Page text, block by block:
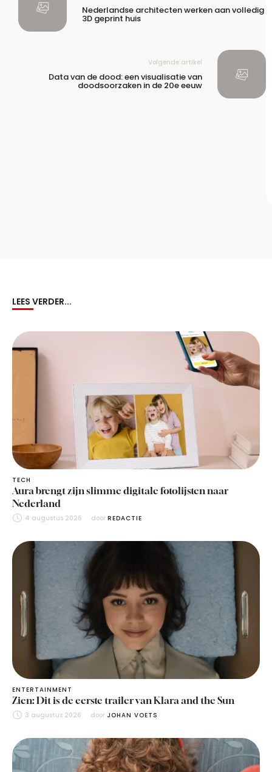
Nederlandse architecten werken aan volledig
3D geprint huis
Volgende artikel
Data van de dood: een visualisatie van
doodsoorzaken in de 20e eeuw
LEES VERDER...
TECH
Aura brengt zijn slimme digitale fotolijsten naar
Nederland
4 augustus 2026 door REDACTIE
ENTERTAINMENT
Zien: Dit is de eerste trailer van Klara and the Sun
3 augustus 2026 door JOHAN VOETS